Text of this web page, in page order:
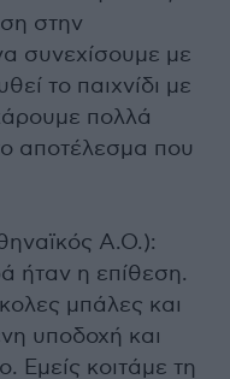
στην
συνεχίσουμε με
το παιχνίδι με
πολλά
αποτέλεσμα που
Α.Ο.):
ήταν η επίθεση.
μπάλες και
υποδοχή και
Εμείς κοιτάμε τη